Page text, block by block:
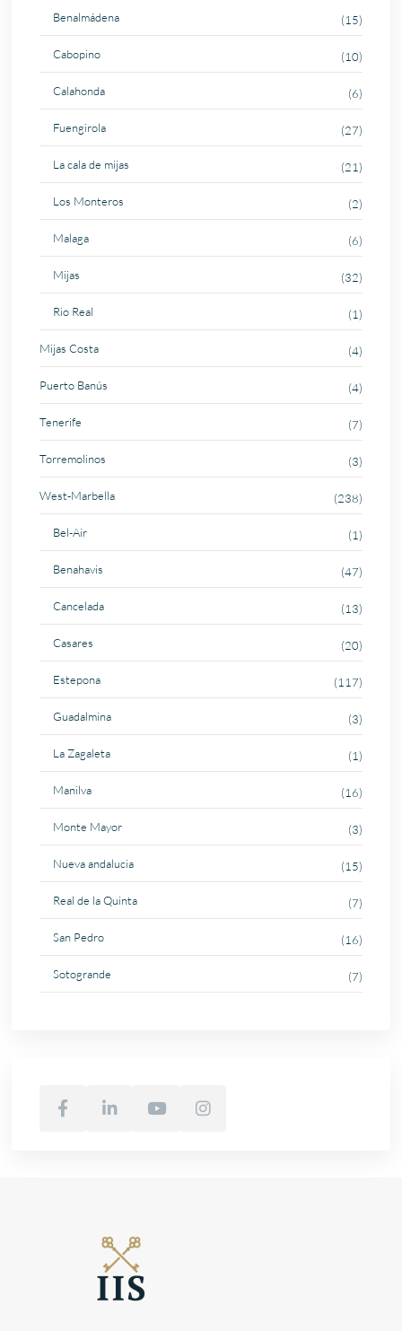
Benalmádena (15)
Cabopino (10)
Calahonda (6)
Fuengirola (27)
La cala de mijas (21)
Los Monteros (2)
Malaga (6)
Mijas (32)
Rio Real (1)
Mijas Costa (4)
Puerto Banús (4)
Tenerife (7)
Torremolinos (3)
West-Marbella (238)
Bel-Air (1)
Benahavis (47)
Cancelada (13)
Casares (20)
Estepona (117)
Guadalmina (3)
La Zagaleta (1)
Manilva (16)
Monte Mayor (3)
Nueva andalucia (15)
Real de la Quinta (7)
San Pedro (16)
Sotogrande (7)